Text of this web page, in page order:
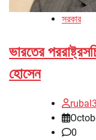
সরকার
ভারতের
হোসেন
0